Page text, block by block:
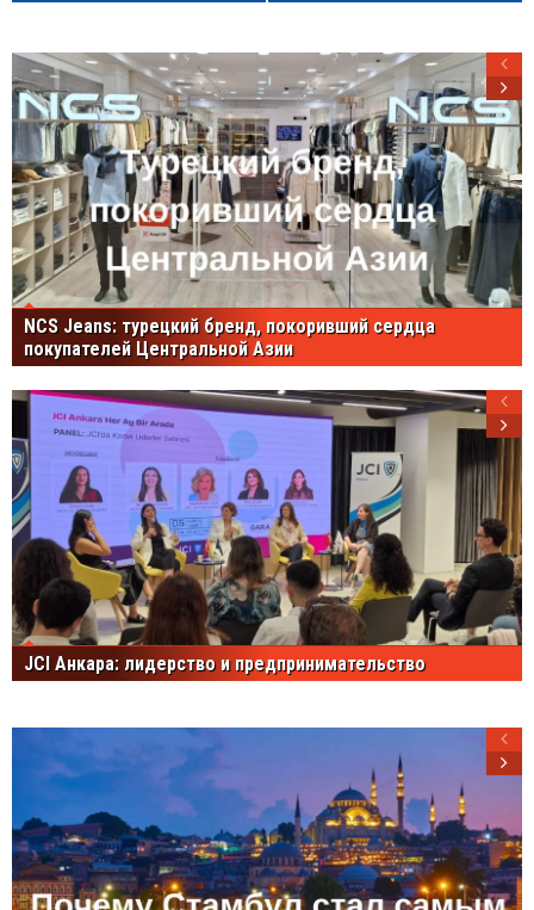
NCS Jeans: турецкий бренд, покоривший сердца
покупателей Центральной Азии
JCI Анкара: лидерство и предпринимательство